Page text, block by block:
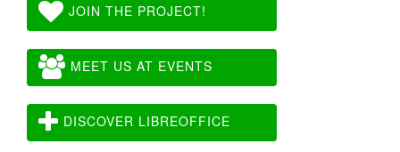
JOIN THE PROJECT!
MEET US AT EVENTS
DISCOVER LIBREOFFICE